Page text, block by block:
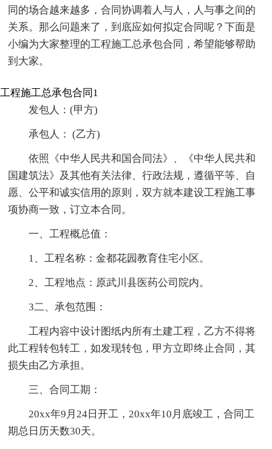
同的场合越来越多，合同协调着人与人，人与事之间的
关系。那么问题来了，到底应如何拟定合同呢？下面是
小编为大家整理的工程施工总承包合同，希望能够帮助
到大家。
工程施工总承包合同1
发包人：(甲方)
承包人： (乙方)
依照《中华人民共和国合同法》、《中华人民共和
国建筑法》及其他有关法律、行政法规，遵循平等、自
愿、公平和诚实信用的原则，双方就本建设工程施工事
项协商一致，订立本合同。
一、工程概总值：
1、工程名称：金都花园教育住宅小区。
2、工程地点：原武川县医药公司院内。
3二、承包范围：
工程内容中设计图纸内所有土建工程，乙方不得将
此工程转包转工，如发现转包，甲方立即终止合同，其
损失由乙方承担。
三、合同工期：
20xx年9月24日开工，20xx年10月底竣工，合同工
期总日历天数30天。